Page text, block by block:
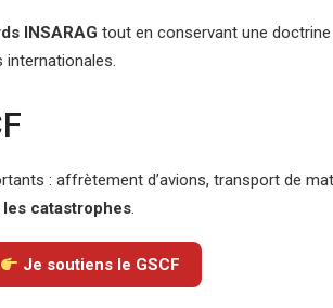
INSARAG tout en conservant une
internationales.
: affrètement d’avions, transport de
les catastrophes.
Je soutiens le GSCF